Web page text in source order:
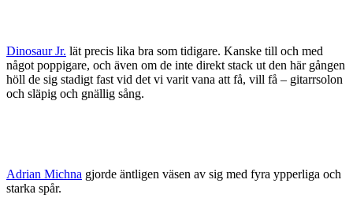
Dinosaur Jr. lät precis lika bra som tidigare. Kanske till och med
något poppigare, och även om de inte direkt stack ut den här gången
höll de sig stadigt fast vid det vi varit vana att få, vill få – gitarrsolon
och släpig och gnällig sång.
Adrian Michna gjorde äntligen väsen av sig med fyra ypperliga och
starka spår.